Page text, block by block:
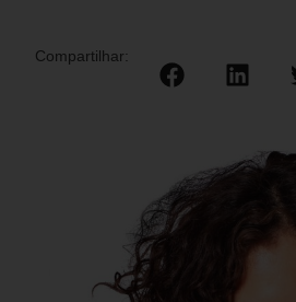
Compartilhar: